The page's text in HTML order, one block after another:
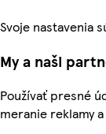
Svoje nastavenia
My a naši
Používať presné
meranie reklamy